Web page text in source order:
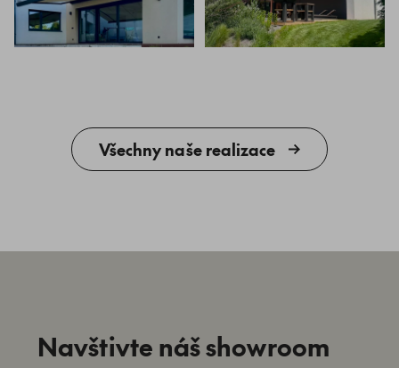
Všechny naše realizace
Navštivte náš showroom